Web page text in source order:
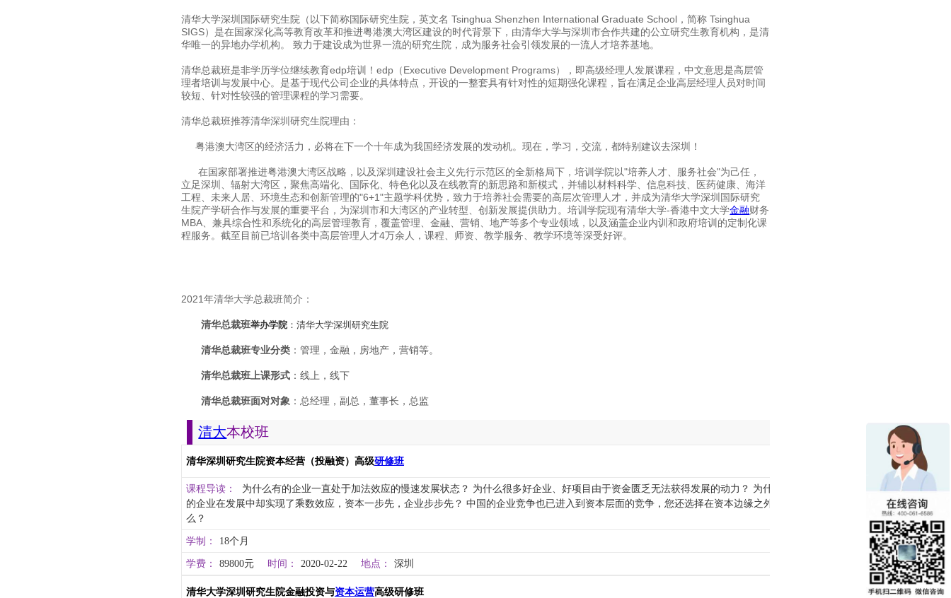
清华大学深圳国际研究生院（以下简称国际研究生院，英文名 Tsinghua Shenzhen International Graduate School，简称 Tsinghua
SIGS）是在国家深化高等教育改革和推进粤港澳大湾区建设的时代背景下，由清华大学与深圳市合作共建的公立研究生教育机构，是清
华唯一的异地办学机构。 致力于建设成为世界一流的研究生院，成为服务社会引领发展的一流人才培养基地。
清华总裁班是非学历学位继续教育edp培训！edp（Executive Development Programs），即高级经理人发展课程，中文意思是高层管
理者培训与发展中心。是基于现代公司企业的具体特点，开设的一整套具有针对性的短期强化课程，旨在满足企业高层经理人员对时间
较短、针对性较强的管理课程的学习需要。
清华总裁班推荐清华深圳研究生院理由：
粤港澳大湾区的经济活力，必将在下一个十年成为我国经济发展的发动机。现在，学习，交流，都特别建议去深圳！
在国家部署推进粤港澳大湾区战略，以及深圳建设社会主义先行示范区的全新格局下，培训学院以"培养人才、服务社会"为己任，
立足深圳、辐射大湾区，聚焦高端化、国际化、特色化以及在线教育的新思路和新模式，并辅以材料科学、信息科技、医药健康、海洋
工程、未来人居、环境生态和创新管理的"6+1"主题学科优势，致力于培养社会需要的高层次管理人才，并成为清华大学深圳国际研究
生院产学研合作与发展的重要平台，为深圳市和大湾区的产业转型、创新发展提供助力。培训学院现有清华大学-香港中文大学金融财务
MBA、兼具综合性和系统化的高层管理教育，覆盖管理、金融、营销、地产等多个专业领域，以及涵盖企业内训和政府培训的定制化课
程服务。截至目前已培训各类中高层管理人才4万余人，课程、师资、教学服务、教学环境等深受好评。
2021年清华大学总裁班简介：
清华总裁班举办学院 ：清华大学深圳研究生院
清华总裁班专业分类 ：管理，金融，房地产，营销等。
清华总裁班上课形式 ：线上，线下
清华总裁班面对对象 ：总经理，副总，董事长，总监
清大本校班
清华深圳研究生院资本经营（投融资）高级研修班
课程导读：
为什么有的企业一直处于加法效应的慢速发展状态？ 为什么很多好企业、好项目由于资金匮乏无法获得发展的动力？ 为什么有
的企业在发展中却实现了乘数效应，资本一步先，企业步步先？ 中国的企业竞争也已进入到资本层面的竞争，您还选择在资本边缘之外观望
么？
学制： 18个月
学费： 89800元 时间： 2020-02-22 地点： 深圳
清华大学深圳研究生院金融投资与资本运营高级研修班